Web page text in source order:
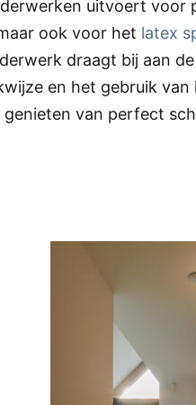
uitvoert voor
ook voor het latex
draagt bij aan
en het gebruik
van perfect